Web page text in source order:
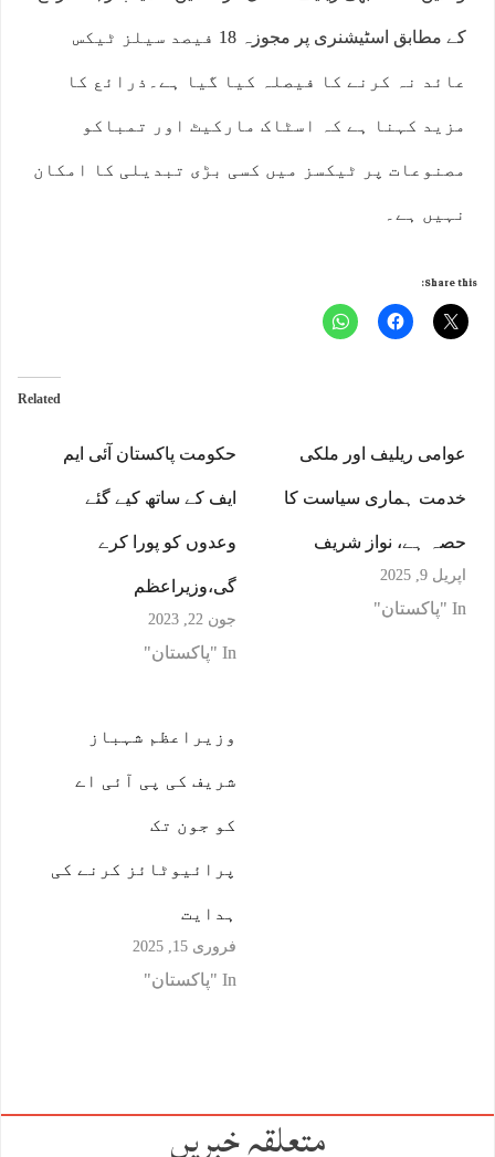
کے مطابق اسٹیشنری پر مجوزہ 18 فیصد سیلز ٹیکس
عائد نہ کرنے کا فیصلہ کیا گیا ہے۔ذرائع کا
مزید کہنا ہے کہ اسٹاک مارکیٹ اور تمباکو
مصنوعات پر ٹیکسز میں کسی بڑی تبدیلی کا امکان
نہیں ہے۔
Share this:
Related
حکومت پاکستان آئی ایم
ایف کے ساتھ کیے گئے
وعدوں کو پورا کرے
گی،وزیراعظم
جون 22, 2023
In "پاکستان"
عوامی ریلیف اور ملکی
خدمت ہماری سیاست کا
حصہ ہے، نواز شریف
اپریل 9, 2025
In "پاکستان"
وزیراعظم شہباز
شریف کی پی آئی اے
کو جون تک
پرائیوٹائز کرنے کی
ہدایت
فروری 15, 2025
In "پاکستان"
متعلقہ خبریں